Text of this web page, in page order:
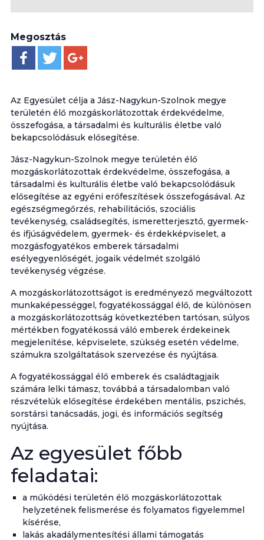
Megosztás
Az Egyesület célja a Jász-Nagykun-Szolnok megye
területén élő mozgáskorlátozottak érdekvédelme,
összefogása, a társadalmi és kulturális életbe való
bekapcsolódásuk elősegítése.
Jász-Nagykun-Szolnok megye területén élő
mozgáskorlátozottak érdekvédelme, összefogása, a
társadalmi és kulturális életbe való bekapcsolódásuk
elősegítése az egyéni erőfeszítések összefogásával. Az
egészségmegőrzés, rehabilitációs, szociális
tevékenység, családsegítés, ismeretterjesztő, gyermek-
és ifjúságvédelem, gyermek- és érdekképviselet, a
mozgásfogyatékos emberek társadalmi
esélyegyenlőségét, jogaik védelmét szolgáló
tevékenység végzése.
A mozgáskorlátozottságot is eredményező megváltozott
munkaképességgel, fogyatékossággal élő, de különösen
a mozgáskorlátozottság következtében tartósan, súlyos
mértékben fogyatékossá váló emberek érdekeinek
megjelenítése, képviselete, szükség esetén védelme,
számukra szolgáltatások szervezése és nyújtása.
A fogyatékossággal élő emberek és családtagjaik
számára lelki támasz, továbbá a társadalomban való
részvételük elősegítése érdekében mentális, pszichés,
sorstársi tanácsadás, jogi, és információs segítség
nyújtása.
Az egyesület főbb
feladatai:
a működési területén élő mozgáskorlátozottak
helyzetének felismerése és folyamatos figyelemmel
kísérése,
lakás akadálymentesítési állami támogatás